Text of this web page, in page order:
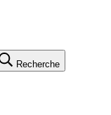
Recherche